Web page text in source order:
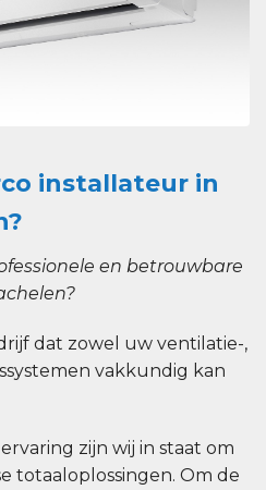
installateur in
en betrouwbare
dat zowel uw ventilatie-,
vakkundig kan
zijn wij in staat om
totaaloplossingen. Om de